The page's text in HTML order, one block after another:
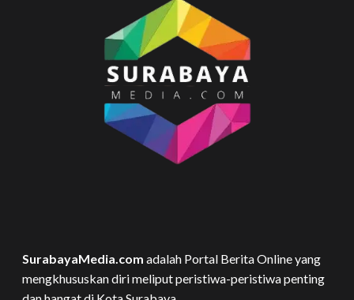
SurabayaMedia.com adalah Portal Berita Online yang
mengkhususkan diri meliput peristiwa-peristiwa penting